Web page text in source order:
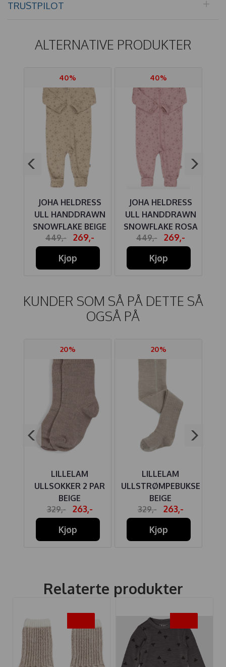
TRUSTPILOT
ALTERNATIVE PRODUKTER
40%
JOHA HELDRESS
ULL HANDDRAWN
SNOWFLAKE BEIGE
449,-
269,-
Kjøp
40%
JOHA HELDRESS
ULL HANDDRAWN
SNOWFLAKE ROSA
449,-
269,-
Kjøp
KUNDER SOM SÅ PÅ DETTE SÅ
OGSÅ PÅ
20%
LILLELAM
ULLSOKKER 2 PAR
BEIGE
329,-
263,-
Kjøp
20%
LILLELAM
ULLSTRØMPEBUKSE
BEIGE
329,-
263,-
Kjøp
Relaterte produkter